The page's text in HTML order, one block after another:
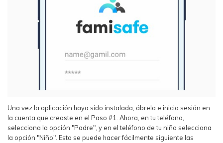
Una vez la aplicación haya sido instalada, ábrela e inicia sesión en
la cuenta que creaste en el Paso #1. Ahora, en tu teléfono,
selecciona la opción "Padre", y en el teléfono de tu niño selecciona
la opción "Niño". Esto se puede hacer fácilmente siguiente las